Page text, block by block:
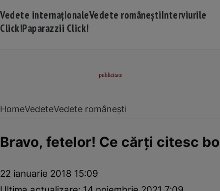
Vedete internaționaleVedete româneștiInterviurile
Click!Paparazzii Click!
HomeVedeteVedete românești
Bravo, fetelor! Ce cărţi citesc
22 ianuarie 2018 15:09